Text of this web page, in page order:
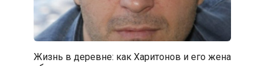
Жизнь в деревне: как Харитонов и его жена